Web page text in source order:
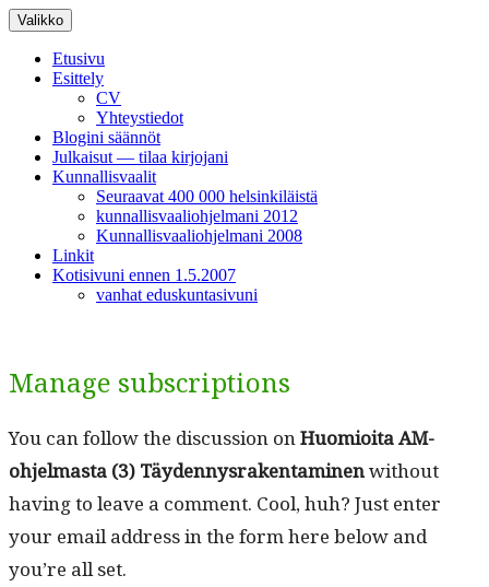
Siirry
sisältöön
Valikko
Etusivu
Esittely
CV
Yhteystiedot
Blogini säännöt
Julkaisut — tilaa kirjojani
Kunnallisvaalit
Seuraavat 400 000 helsinkiläistä
kunnallisvaaliohjelmani 2012
Kunnallisvaaliohjelmani 2008
Linkit
Kotisivuni ennen 1.5.2007
vanhat eduskuntasivuni
Manage subscriptions
You can fol­low the dis­cus­sion onHuomioi­ta AM-
ohjel­mas­ta (3) Täy­den­nys­rak­en­t­a­mi­nenwith­out
hav­ing to leave a com­ment. Cool, huh? Just enter
your email address in the form here below and
you’re all set.